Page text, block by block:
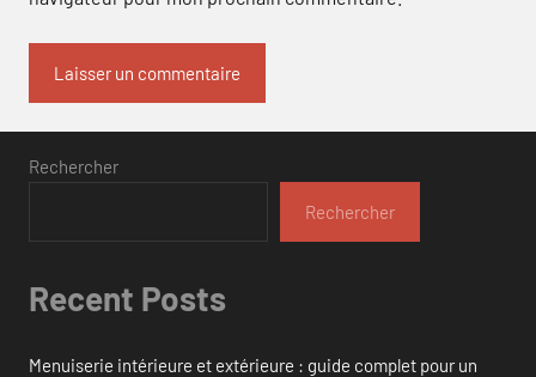
Rechercher
Rechercher
Recent Posts
Menuiserie intérieure et extérieure : guide complet pour un